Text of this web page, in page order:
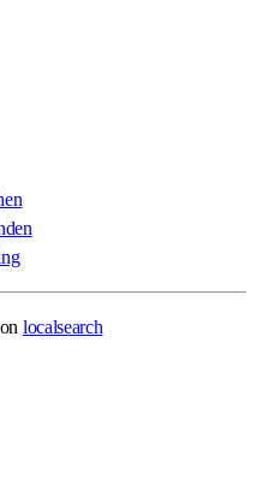
localsearch